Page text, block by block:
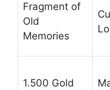
Fragment of
Old
Memories
1.500 Gold